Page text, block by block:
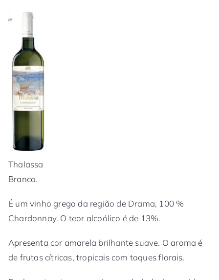
Thalassa
Branco.
É um vinho grego da região de Drama, 100 %
Chardonnay. O teor alcoólico é de 13%.
Apresenta cor amarela brilhante suave. O aroma é
de frutas cítricas, tropicais com toques florais.